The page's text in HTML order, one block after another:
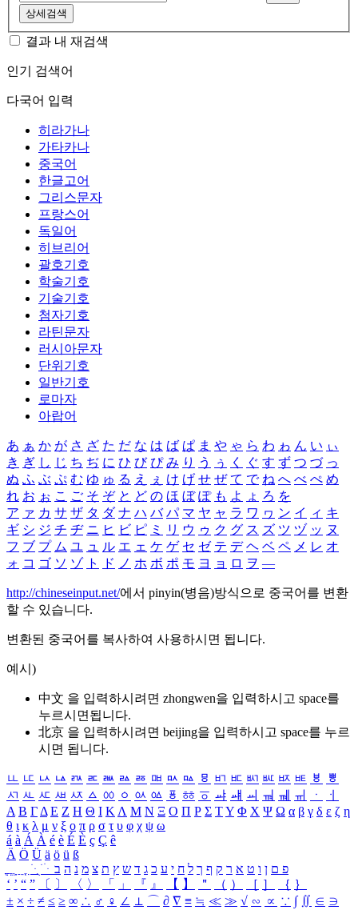
상세검색
결과 내 재검색
인기 검색어
다국어 입력
히라가나
가타카나
중국어
한글고어
그리스문자
프랑스어
독일어
히브리어
괄호기호
학술기호
기술기호
첨자기호
라틴문자
러시아문자
단위기호
일반기호
로마자
아랍어
あ ぁ か が さ ざ た だ な は ば ぱ ま や ゃ ら わ ゎ ん い ぃ
き ぎ し じ ち ぢ に ひ び ぴ み り う ぅ く ぐ す ず つ づ っ
ぬ ふ ぶ ぷ む ゆ ゅ る え ぇ け げ せ ぜ て で ね へ べ ぺ め
れ お ぉ こ ご そ ぞ と ど の ほ ぼ ぽ も よ ょ ろ を
ア ァ カ サ ザ タ ダ ナ ハ バ パ マ ヤ ャ ラ ワ ヮ ン イ ィ キ
ギ シ ジ チ ヂ ニ ヒ ビ ピ ミ リ ウ ゥ ク グ ス ズ ツ ヅ ッ ヌ
フ ブ プ ム ユ ュ ル エ ェ ケ ゲ セ ゼ テ デ ヘ ベ ペ メ レ オ
ォ コ ゴ ソ ゾ ト ド ノ ホ ボ ポ モ ヨ ョ ロ ヲ ―
http://chineseinput.net/에서 pinyin(병음)방식으로 중국어를 변환
할 수 있습니다.
변환된 중국어를 복사하여 사용하시면 됩니다.
예시)
中文 을 입력하시려면 zhongwen을 입력하시고 space를
누르시면됩니다.
北京 을 입력하시려면 beijing을 입력하시고 space를 누르
시면 됩니다.
ㅥ ㅦ ㅧ ㅨ ㅩ ㅪ ㅫ ㅬ ㅭ ㅮ ㅯ ㅰ ㅱ ㅲ ㅳ ㅴ ㅵ ㅶ ㅷ ㅸ
ㅹ
ㅺ ㅻ ㅼ ㅽ ㅾ ㅿ ㆀ ㆁ ㆂ ㆃ ㆄ ㆅ ㆆ ㆇ ㆈ ㆉ ㆊ ㆋ ㆌ ㆍ
ㆎ
Α Β ΓΔ Ε Ζ Η Θ Ι ΚΛ Μ Ν Ξ Ο Π Ρ Σ ΤΥ Φ Χ Ψ Ω α β γ δ ε ζ η
θ ι κ λ μ ν ξ ο π ρ σ τ υ φ χ ψ ω
á à Á À é è É È ç Ç ê
Ä Ö Ü ä ö ü ß
ִֶֹ ֻּ ׁׂ פ ם ן ו ט א ר ק ף ך ל ח י ע כ ג ד ש ץ ת צ מ נ ה ב
‘ ’ “ ” 〔 〕 〈 〉 「 」 『 』 【 】 ＂ （ ） ［ ］ ｛ ｝
± × ÷ ≠ ≤ ≥ ∞ ∴ ♂ ♀ ∠ ⊥ ⌒ ∂ ∇ ≡ ≒ ≪ ≫ √ ∽ ∝ ∵ ∫ ∬ ∈ ∋